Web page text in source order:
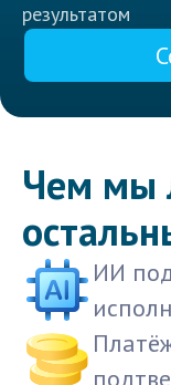
результатом
Чем мы
ИИ